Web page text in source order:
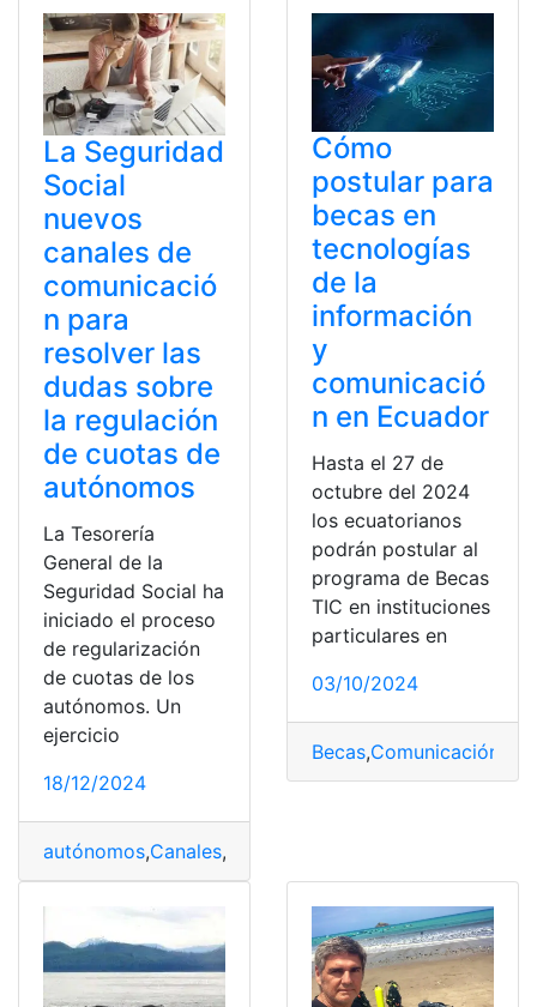
La Seguridad
Social
nuevos
canales de
comunicació
n para
resolver las
dudas sobre
la regulación
de cuotas de
autónomos
La Tesorería
General de la
Seguridad Social ha
iniciado el proceso
de regularización
de cuotas de los
autónomos. Un
ejercicio
18/12/2024
autónomos,Canales,
Cómo
postular para
becas en
tecnologías
de la
información
y
comunicació
n en Ecuador
Hasta el 27 de
octubre del 2024
los ecuatorianos
podrán postular al
programa de Becas
TIC en instituciones
particulares en
03/10/2024
Becas,Comunicación